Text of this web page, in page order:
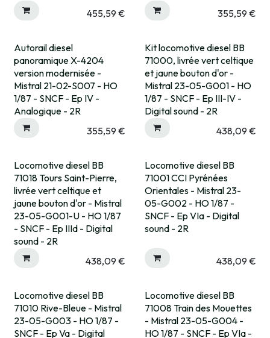
455,59 €
355,59 €
Pré-commande
Autorail diesel
panoramique X-4204
version modernisée -
Mistral 21-02-S007 - HO
1/87 - SNCF - Ep IV -
Analogique - 2R
355,59 €
Pré-commande
Kit locomotive diesel BB
71000, livrée vert celtique
et jaune bouton d'or -
Mistral 23-05-G001 - HO
1/87 - SNCF - Ep III-IV -
Digital sound - 2R
438,09 €
Pré-commande
Locomotive diesel BB
71018 Tours Saint-Pierre,
livrée vert celtique et
jaune bouton d'or - Mistral
23-05-G001-U - HO 1/87
- SNCF - Ep IIId - Digital
sound - 2R
438,09 €
Pré-commande
Locomotive diesel BB
71001 CCI Pyrénées
Orientales - Mistral 23-
05-G002 - HO 1/87 -
SNCF - Ep VIa - Digital
sound - 2R
438,09 €
Pré-commande
Locomotive diesel BB
71010 Rive-Bleue - Mistral
23-05-G003 - HO 1/87 -
SNCF - Ep Va - Digital
Pré-commande
Locomotive diesel BB
71008 Train des Mouettes
- Mistral 23-05-G004 -
HO 1/87 - SNCF - Ep VIa -